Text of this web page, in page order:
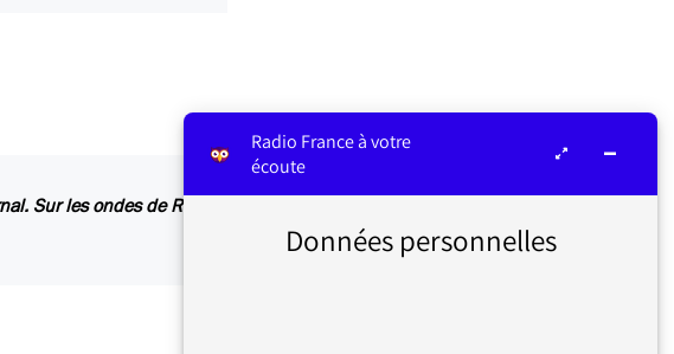
Sur les ondes de Radio France, tous les courants d’opinion
Radio France à votre
écoute
Données personnelles